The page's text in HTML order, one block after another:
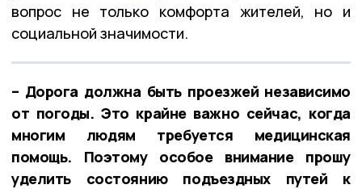
вопрос не только комфорта жителей, но и
социальной значимости.
– Дорога должна быть проезжей независимо
от погоды. Это крайне важно сейчас, когда
многим людям требуется медицинская
помощь. Поэтому особое внимание прошу
уделить состоянию подъездных путей к